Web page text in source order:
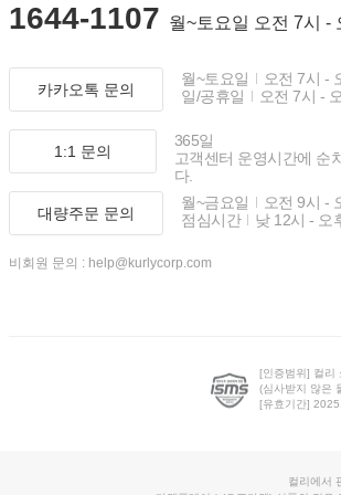
1644-1107 월~토요일 오전 7시 -
카카오톡 문의
월~토요일
오전 7시 -
일/공휴일
오전 7시 -
1:1 문의
365일
고객센터 운영시간에 순
다.
대량주문 문의
월~금요일
오전 9시 -
점심시간
낮 12시 - 오
비회원 문의 : help@kurlycorp.com
[인증범위] 컬리
(심사받지 않은
[유효기간]
컬리에서